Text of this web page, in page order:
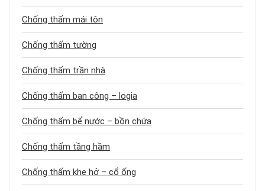
Chống thấm mái tôn
Chống thấm tường
Chống thấm trần nhà
Chống thấm ban công – logia
Chống thấm bể nước – bồn chứa
Chống thấm tầng hầm
Chống thấm khe hở – cổ ống